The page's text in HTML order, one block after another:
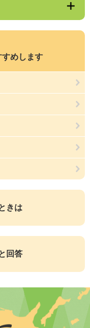
すめします
きは
回答